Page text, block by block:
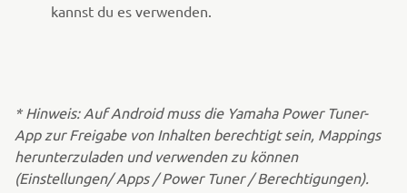
kannst du es verwenden.
* Hinweis: Auf Android muss die Yamaha Power Tuner-
App zur Freigabe von Inhalten berechtigt sein, Mappings
herunterzuladen und verwenden zu können
(Einstellungen/ Apps / Power Tuner / Berechtigungen).